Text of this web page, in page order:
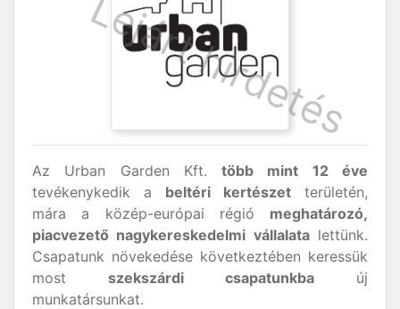
Az Urban Garden Kft.több mint 12 éve
tevékenykedik a beltéri kertészet területén,
mára a közép-európai régió meghatározó,
piacvezető nagykereskedelmi vállalatalettünk.
Csapatunk növekedése következtében keressük
most szekszárdi csapatunkba új
munkatársunkat.